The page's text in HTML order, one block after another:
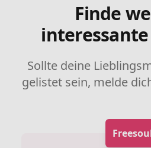
Finde
Sollte deine
gelistet sein, melde